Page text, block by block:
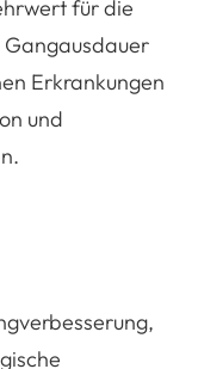
für die
Erkrankungen
und